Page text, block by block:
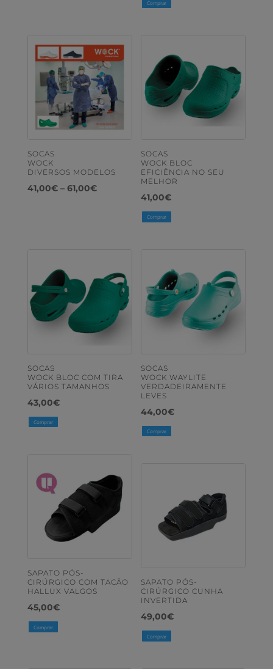
Comprar
SOCAS
WOCK
DIVERSOS MODELOS
41,00€ – 61,00€Price
SOCAS
WOCK BLOC
EFICIÊNCIA NO SEU
MELHOR
41,00€
Comprar
SOCAS
WOCK BLOC COM TIRA
VÁRIOS TAMANHOS
43,00€
Comprar
SOCAS
WOCK WAYLITE
VERDADEIRAMENTE
LEVES
44,00€
Comprar
SAPATO PÓS-
CIRÚRGICO COM TACÃO
HALLUX VALGOS
45,00€
Comprar
SAPATO PÓS-
CIRÚRGICO CUNHA
INVERTIDA
49,00€
Comprar